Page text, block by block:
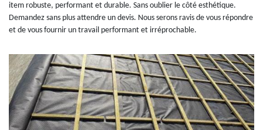
item robuste, performant et durable. Sans oublier le côté esthétique.
Demandez sans plus attendre un devis. Nous serons ravis de vous répondre
et de vous fournir un travail performant et irréprochable.